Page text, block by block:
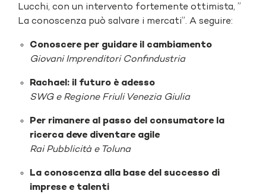
Lucchi, con un intervento fortemente ottimista, ”
La conoscenza può salvare i mercati”. A seguire:
Conoscere per guidare il cambiamento
Giovani Imprenditori Confindustria
Rachael: il futuro è adesso
SWG e Regione Friuli Venezia Giulia
Per rimanere al passo del consumatore la
ricerca deve diventare agile
Rai Pubblicità e Toluna
La conoscenza alla base del successo di
imprese e talenti